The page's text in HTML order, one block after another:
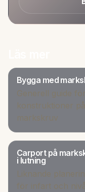
Bygga med
Generell guide för
konstruktioner på
markskruv
Carport på
i lutning
Liknande
för infart och